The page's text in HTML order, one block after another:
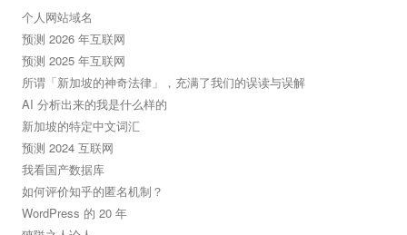
个人网站域名
预测 2026 年互联网
预测 2025 年互联网
所谓「新加坡的神奇法律」，充满了我们的误读与误解
AI 分析出来的我是什么样的
新加坡的特定中文词汇
预测 2024 互联网
我看国产数据库
如何评价知乎的匿名机制？
WordPress 的 20 年